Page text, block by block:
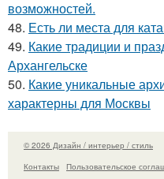
возмoжностей.
48. Есть ли места для
49. Какие традиции и
Архангельске
50. Какие уникальные
характерны для Москвы
© 2026 Дизайн / интерьер / стиль
Контакты
Пользовательское